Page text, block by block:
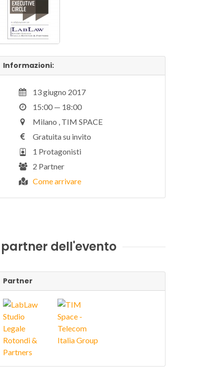
Informazioni:
13 giugno 2017
15:00 — 18:00
Milano , TIM SPACE
Gratuita su invito
1 Protagonisti
2 Partner
Come arrivare
partner dell'evento
Partner